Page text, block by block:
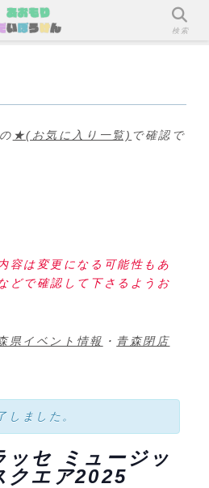
★(お気に入り一覧) で確認で
容は変更になる可能性もあ
どで確認して下さるようお
県イベント情報 ・ 青森閉店
しました。
ッセ ミュージッ
クエア2025
検索